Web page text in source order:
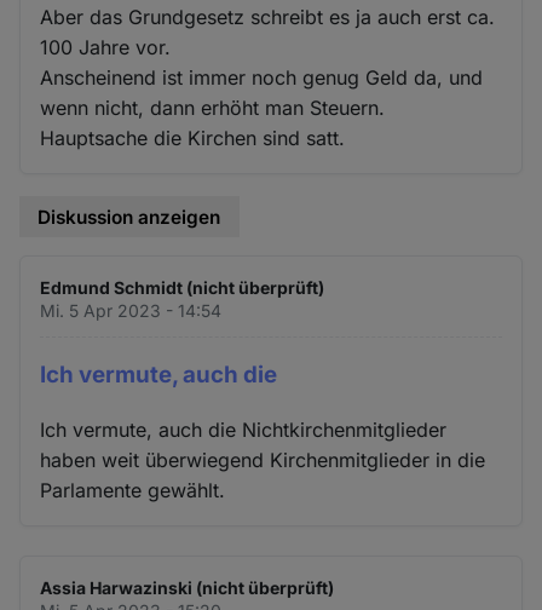
Aber das Grundgesetz schreibt es ja auch erst ca.
100 Jahre vor.
Anscheinend ist immer noch genug Geld da, und
wenn nicht, dann erhöht man Steuern.
Hauptsache die Kirchen sind satt.
Diskussion anzeigen
Edmund Schmidt (nicht überprüft)
Mi. 5 Apr 2023 - 14:54
Ich vermute, auch die
Ich vermute, auch die Nichtkirchenmitglieder
haben weit überwiegend Kirchenmitglieder in die
Parlamente gewählt.
Assia Harwazinski (nicht überprüft)